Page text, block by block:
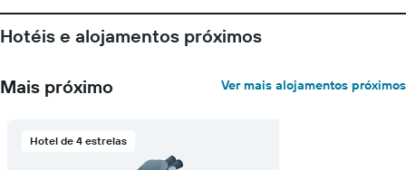
um
quarto
numa
Hotéis e alojamentos próximos
Mais próximo Ver mais alojamentos próximos
Hotel de 4 estrelas